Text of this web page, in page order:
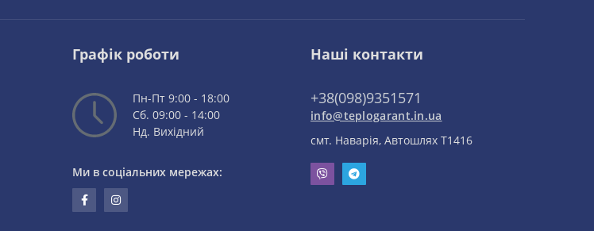
Графік роботи
Пн-Пт 9:00 - 18:00
Сб. 09:00 - 14:00
Нд. Вихідний
Ми в соціальних мережах:
Наші контакти
+38(098)9351571
info@teplogarant.in.ua
смт. Наварія, Автошлях Т1416